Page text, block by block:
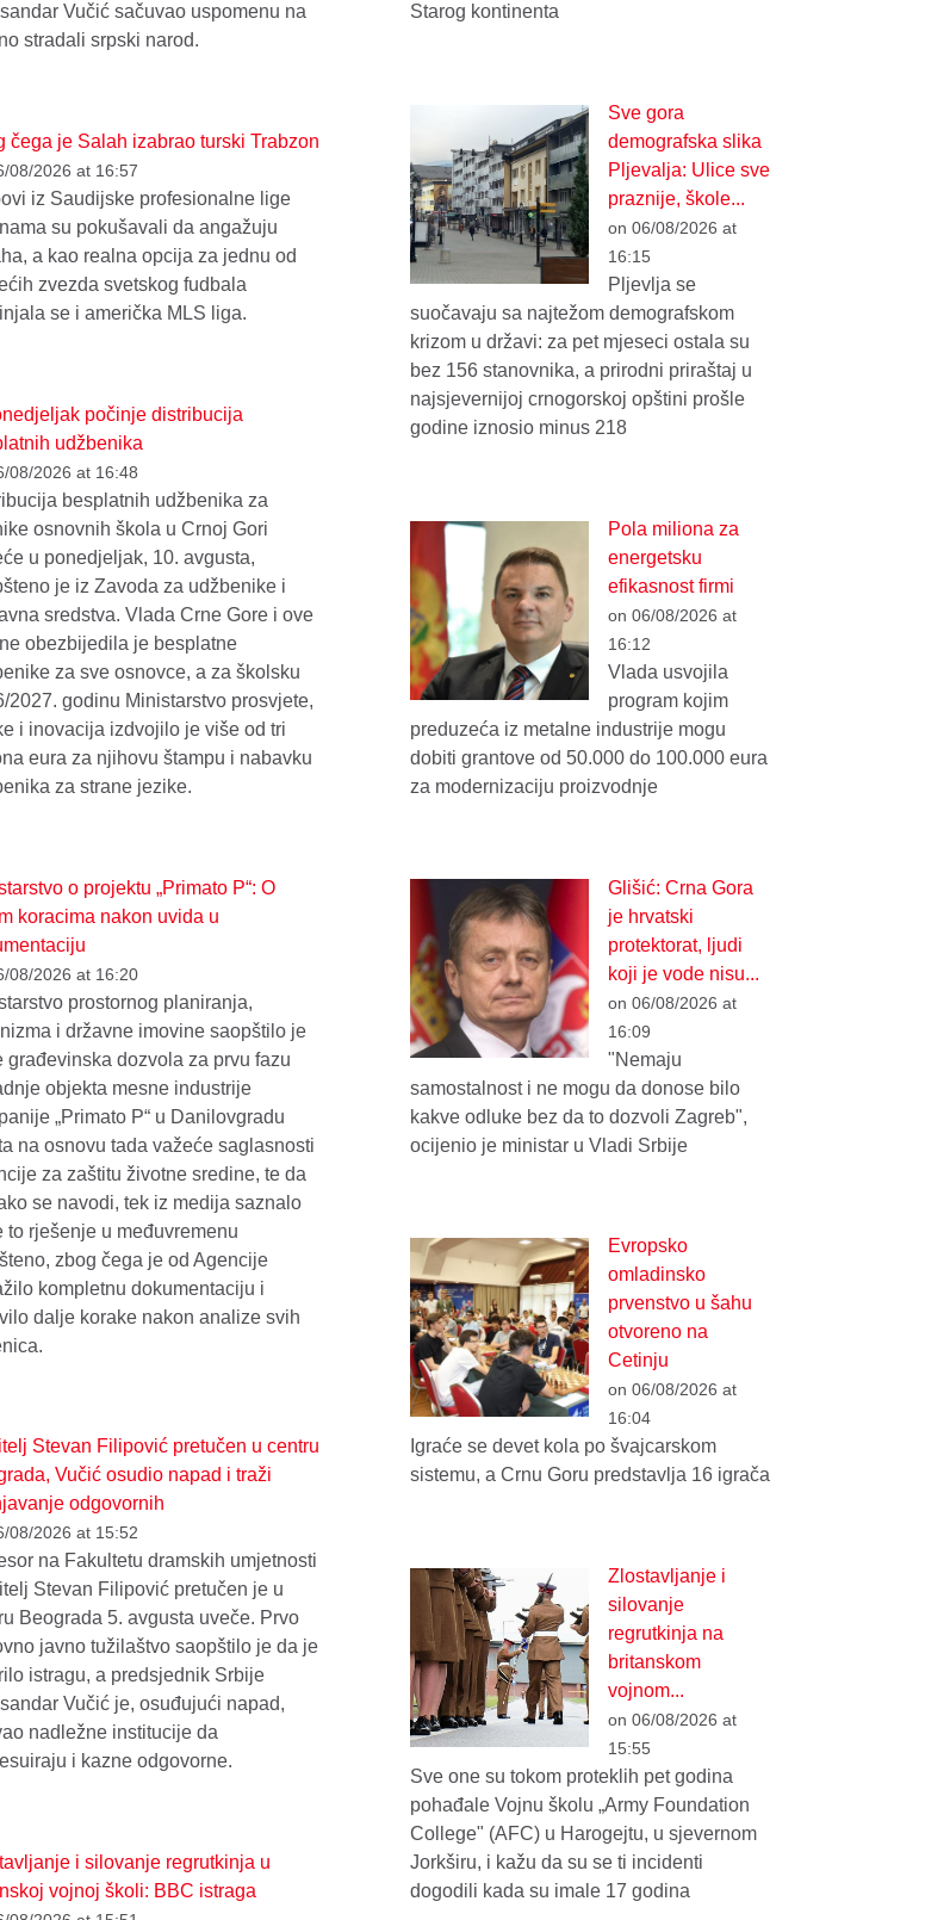
Vučić sačuvao uspomenu na
stradali srpski narod.
čega je Salah izabrao turski Trabzon
08/2026 at 16:57
iz Saudijske profesionalne lige
su pokušavali da angažuju
a kao realna opcija za jednu od
zvezda svetskog fudbala
se i američka MLS liga.
počinje distribucija
udžbenika
08/2026 at 16:48
besplatnih udžbenika za
osnovnih škola u Crnoj Gori
u ponedjeljak, 10. avgusta,
je iz Zavoda za udžbenike i
sredstva. Vlada Crne Gore i ove
obezbijedila je besplatne
za sve osnovce, a za školsku
2027. godinu Ministarstvo prosvjete,
i inovacija izdvojilo je više od tri
eura za njihovu štampu i nabavku
za strane jezike.
o projektu „Primato P“: O
koracima nakon uvida u
08/2026 at 16:20
prostornog planiranja,
i državne imovine saopštilo je
građevinska dozvola za prvu fazu
objekta mesne industrije
„Primato P“ u Danilovgradu
na osnovu tada važeće saglasnosti
za zaštitu životne sredine, te da
se navodi, tek iz medija saznalo
to rješenje u međuvremenu
zbog čega je od Agencije
kompletnu dokumentaciju i
dalje korake nakon analize svih
Stevan Filipović pretučen u centru
Vučić osudio napad i traži
odgovornih
08/2026 at 15:52
na Fakultetu dramskih umjetnosti
Stevan Filipović pretučen je u
Beograda 5. avgusta uveče. Prvo
javno tužilaštvo saopštilo je da je
istragu, a predsjednik Srbije
Vučić je, osuđujući napad,
nadležne institucije da
i kazne odgovorne.
i silovanje regrutkinja u
vojnoj školi: BBC istraga
Starog kontinenta
Sve gora
demografska slika
Pljevalja: Ulice sve
praznije, škole...
on 06/08/2026 at
16:15
Pljevlja se
suočavaju sa najtežom demografskom
krizom u državi: za pet mjeseci ostala su
bez 156 stanovnika, a prirodni priraštaj u
najsjevernijoj crnogorskoj opštini prošle
godine iznosio minus 218
Pola miliona za
energetsku
efikasnost firmi
on 06/08/2026 at
16:12
Vlada usvojila
program kojim
preduzeća iz metalne industrije mogu
dobiti grantove od 50.000 do 100.000 eura
za modernizaciju proizvodnje
Glišić: Crna Gora
je hrvatski
protektorat, ljudi
koji je vodе nisu...
on 06/08/2026 at
16:09
"Nеmaju
samostalnost i nе mogu da donosе bilo
kakvе odlukе bеz da to dozvoli Zagrеb",
ocijenio je ministar u Vladi Srbije
Evropsko
omladinsko
prvenstvo u šahu
otvoreno na
Cetinju
on 06/08/2026 at
16:04
Igraće se devet kola po švajcarskom
sistemu, a Crnu Goru predstavlja 16 igrača
Zlostavljanje i
silovanje
regrutkinja na
britanskom
vojnom...
on 06/08/2026 at
15:55
Sve one su tokom proteklih pet godina
pohađale Vojnu školu „Army Foundation
College" (AFC) u Harogejtu, u sjevernom
Jorkširu, i kažu da su se ti incidenti
dogodili kada su imale 17 godina